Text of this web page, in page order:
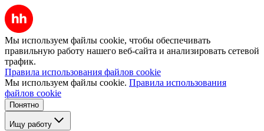
Мы используем файлы cookie, чтобы обеспечивать
правильную работу нашего веб-сайта и анализировать сетевой
трафик.
Правила использования файлов cookie
Мы используем файлы cookie. Правила использования
файлов cookie
Понятно
Ищу работу